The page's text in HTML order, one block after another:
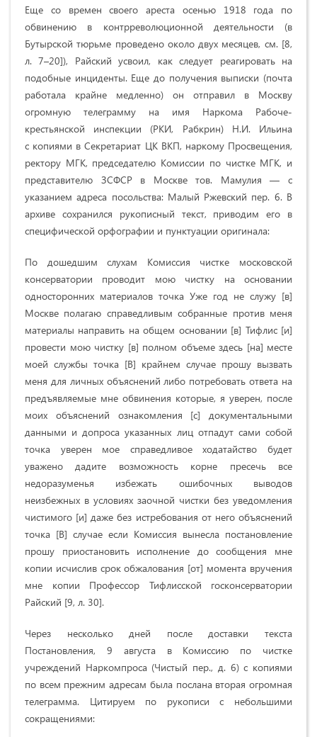
Еще со времен своего ареста осенью 1918 года по
обвинению в контрреволюционной деятельности (в
Бутырской тюрьме проведено около двух месяцев, см. [8,
л. 7–20]), Райский усвоил, как следует реагировать на
подобные инциденты. Еще до получения выписки (почта
работала крайне медленно) он отправил в Москву
огромную телеграмму на имя Наркома Рабоче-
крестьянской инспекции (РКИ, Рабкрин) Н.И. Ильина
с копиями в Секретариат ЦК ВКП, наркому Просвещения,
ректору МГК, председателю Комиссии по чистке МГК, и
представителю ЗСФСР в Москве тов. Мамулия — с
указанием адреса посольства: Малый Ржевский пер. 6. В
архиве сохранился рукописный текст, приводим его в
специфической орфографии и пунктуации оригинала:
По дошедшим слухам Комиссия чистке московской
консерватории проводит мою чистку на основании
односторонних материалов точка Уже год не служу [в]
Москве полагаю справедливым собранные против меня
материалы направить на общем основании [в] Тифлис [и]
провести мою чистку [в] полном объеме здесь [на] месте
моей службы точка [В] крайнем случае прошу вызвать
меня для личных объяснений либо потребовать ответа на
предъявляемые мне обвинения которые, я уверен, после
моих объяснений ознакомления [с] документальными
данными и допроса указанных лиц отпадут сами собой
точка уверен мое справедливое ходатайство будет
уважено дадите возможность корне пресечь все
недоразуменья избежать ошибочных выводов
неизбежных в условиях заочной чистки без уведомления
чистимого [и] даже без истребования от него объяснений
точка [В] случае если Комиссия вынесла постановление
прошу приостановить исполнение до сообщения мне
копии исчислив срок обжалования [от] момента вручения
мне копии Профессор Тифлисской госконсерватории
Райский [9, л. 30].
Через несколько дней после доставки текста
Постановления, 9 августа в Комиссию по чистке
учреждений Наркомпроса (Чистый пер., д. 6) с копиями
по всем прежним адресам была послана вторая огромная
телеграмма. Цитируем по рукописи с небольшими
сокращениями: